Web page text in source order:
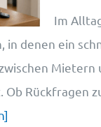
Im
in denen ein
Ob Rückfragen